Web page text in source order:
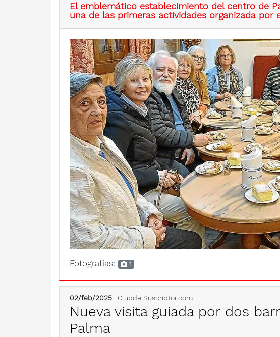
El emblemático establecimiento del centro de
una de las primeras actividades organizada por
Fotografias: 1
02/feb/2025 | ClubdelSuscriptor.com
Nueva visita guiada por dos
Palma